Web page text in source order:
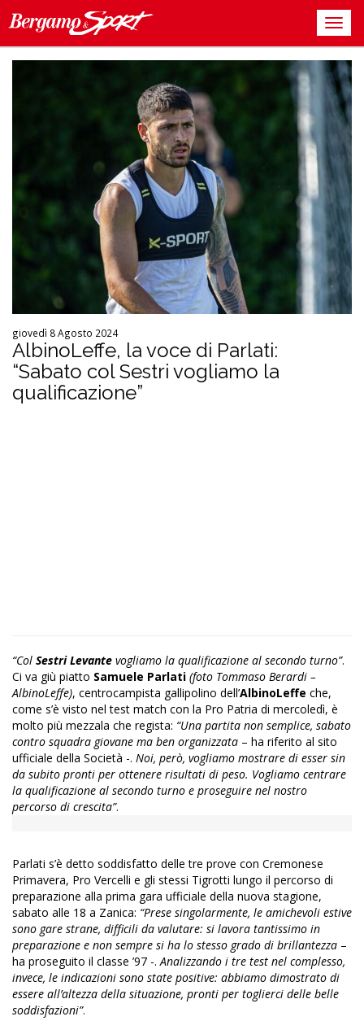
giovedì 8 Agosto 2024
AlbinoLeffe, la voce di Parlati:
“Sabato col Sestri vogliamo la
qualificazione”
“Col Sestri Levante vogliamo la qualificazione al secondo turno”.
Ci va giù piatto Samuele Parlati (foto Tommaso Berardi –
AlbinoLeffe), centrocampista gallipolino dell’AlbinoLeffe che,
come s’è visto nel test match con la Pro Patria di mercoledì, è
molto più mezzala che regista: “Una partita non semplice, sabato
contro squadra giovane ma ben organizzata – ha riferito al sito
ufficiale della Società -. Noi, però, vogliamo mostrare di esser sin
da subito pronti per ottenere risultati di peso. Vogliamo centrare
la qualificazione al secondo turno e proseguire nel nostro
percorso di crescita”.
Parlati s’è detto soddisfatto delle tre prove con Cremonese
Primavera, Pro Vercelli e gli stessi Tigrotti lungo il percorso di
preparazione alla prima gara ufficiale della nuova stagione,
sabato alle 18 a Zanica: “Prese singolarmente, le amichevoli estive
sono gare strane, difficili da valutare: si lavora tantissimo in
preparazione e non sempre si ha lo stesso grado di brillantezza –
ha proseguito il classe ’97 -.Analizzando i tre test nel complesso,
invece, le indicazioni sono state positive: abbiamo dimostrato di
essere all’altezza della situazione, pronti per toglierci delle belle
soddisfazioni”.